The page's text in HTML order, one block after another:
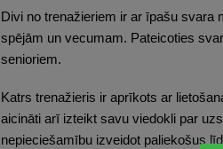
Divi no trenažieriem ir ar īpašu svara
spējām un vecumam. Pateicoties
senioriem.
Katrs trenažieris ir aprīkots ar
aicināti arī izteikt savu viedokli par
nepieciešamību izveidot paliekošus